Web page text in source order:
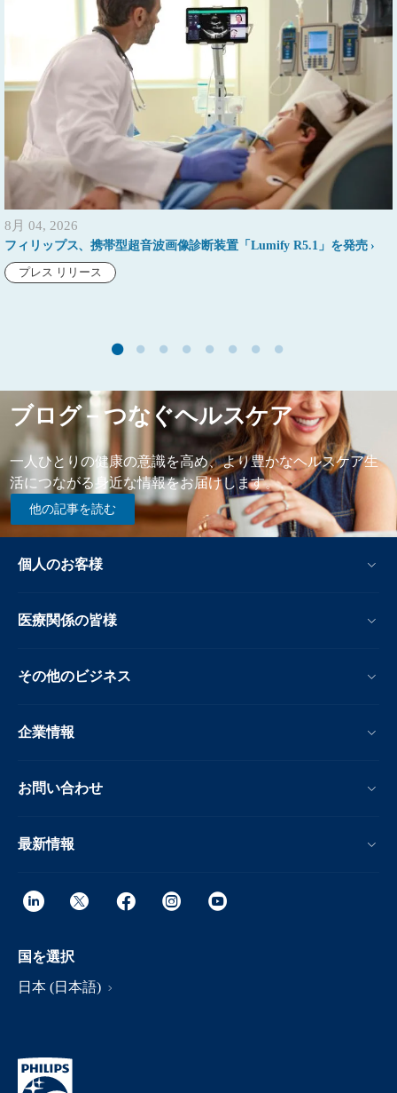
8月 04, 2026
フィリップス、携帯型超音波画像診断装置「Lumify R5.1」を発売
プレス リリース
ブログ－つなぐヘルスケア
一人ひとりの健康の意識を高め、より豊かなヘルスケア生
活につながる身近な情報をお届けします。
他の記事を読む
個人のお客様
医療関係の皆様
その他のビジネス
企業情報
お問い合わせ
最新情報
国を選択
日本 (日本語)